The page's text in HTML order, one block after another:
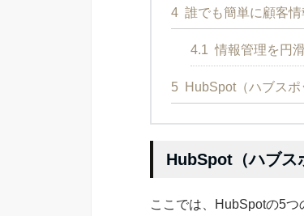
4 誰でも簡単に顧客
4.1 情報管理を円
5 HubSpot（ハブス
HubSpot（ハブス
ここでは、HubSpotの5